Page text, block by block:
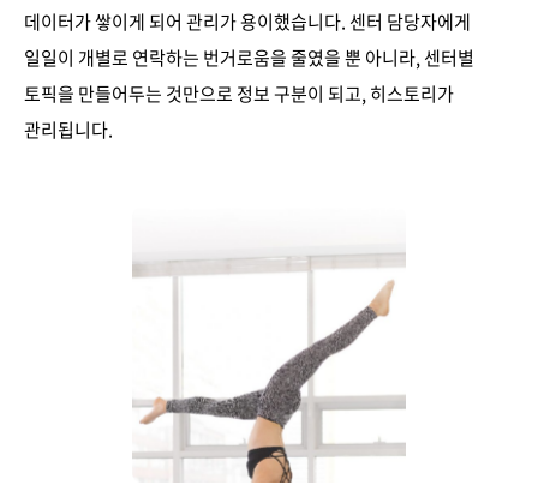
데이터가 쌓이게 되어 관리가 용이했습니다. 센터 담당자에게
일일이 개별로 연락하는 번거로움을 줄였을 뿐 아니라, 센터별
토픽을 만들어두는 것만으로 정보 구분이 되고, 히스토리가
관리됩니다.